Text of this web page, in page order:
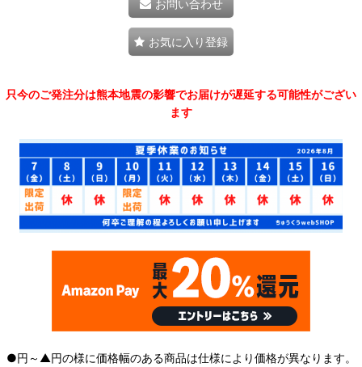
お問い合わせ
お気に入り登録
只今のご発注分は熊本地震の影響でお届けが遅延する可能性がござい
ます
●円～▲円の様に価格幅のある商品は仕様により価格が異なります。